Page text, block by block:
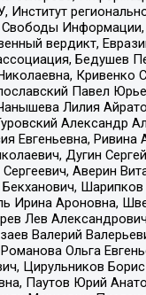
Институт
Свободы
вердикт,
Бедушев
Кривенко
Павел
Лилия
Александр
Евгеньевна, Ривина
Дугин
Аверин
Шарипков
Ирина Ароновна,
Лев
Валерий
Ольга
Цирульников
Паутов Юрий